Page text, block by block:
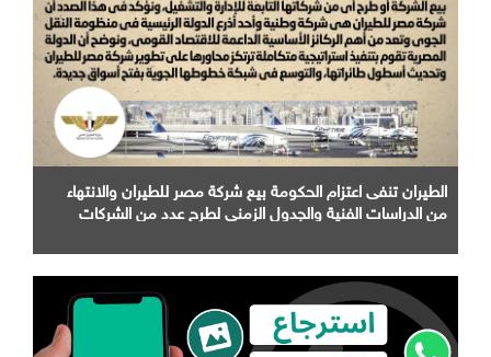
الطيران تنفى اعتزام الحكومة بيع شركة مصر للطيران والانتهاء
من الدراسات الفنية والجدول الزمني لطرح عدد من الشركات